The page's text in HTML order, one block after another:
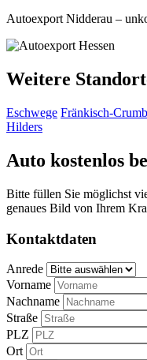
Autoexport Nidderau –
Weitere
Eschwege Fränkisch-
Hilders
Auto kostenlos
Bitte füllen Sie möglichst
genaues Bild von Ihrem
Kontaktdaten
Anrede
Vorname
Nachname
Straße
PLZ
Ort